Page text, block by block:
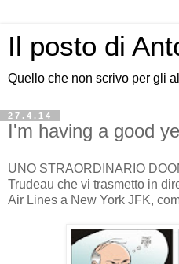
Il posto di
Quello che non scrivo per gli
27.4.14
I'm having a good
UNO STRAORDINARIO
Trudeau che vi trasmetto in
Air Lines a New York JFK,